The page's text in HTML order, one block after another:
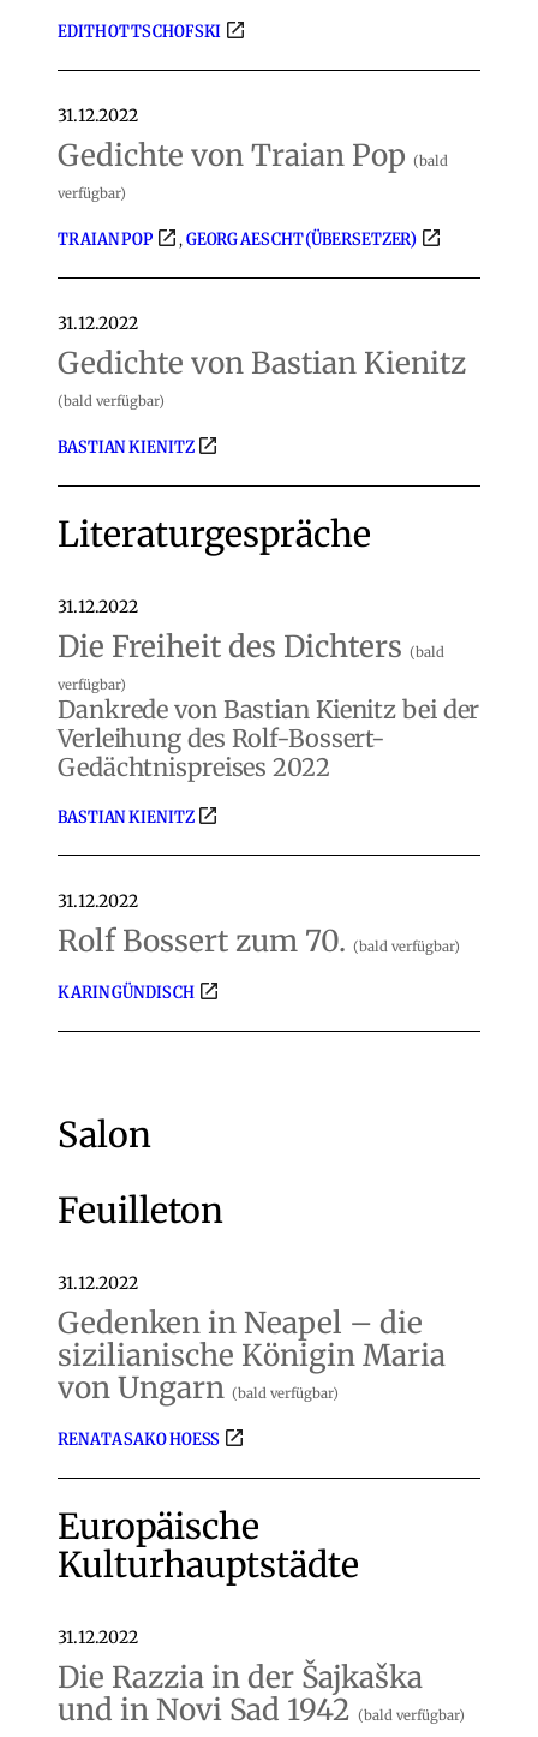
EDITH OTTSCHOFSKI
31.12.2022
Gedichte von Traian Pop (bald
verfügbar)
TRAIAN POP , GEORG AESCHT (ÜBERSETZER)
31.12.2022
Gedichte von Bastian Kienitz
(bald verfügbar)
BASTIAN KIENITZ
Literaturgespräche
31.12.2022
Die Freiheit des Dichters (bald
verfügbar)
Dankrede von Bastian Kienitz bei der
Verleihung des Rolf-Bossert-
Gedächtnispreises 2022
BASTIAN KIENITZ
31.12.2022
Rolf Bossert zum 70. (bald verfügbar)
KARIN GÜNDISCH
Salon
Feuilleton
31.12.2022
Gedenken in Neapel – die
sizilianische Königin Maria
von Ungarn (bald verfügbar)
RENATA SAKO HOESS
Europäische
Kulturhauptstädte
31.12.2022
Die Razzia in der Šajkaška
und in Novi Sad 1942 (bald verfügbar)